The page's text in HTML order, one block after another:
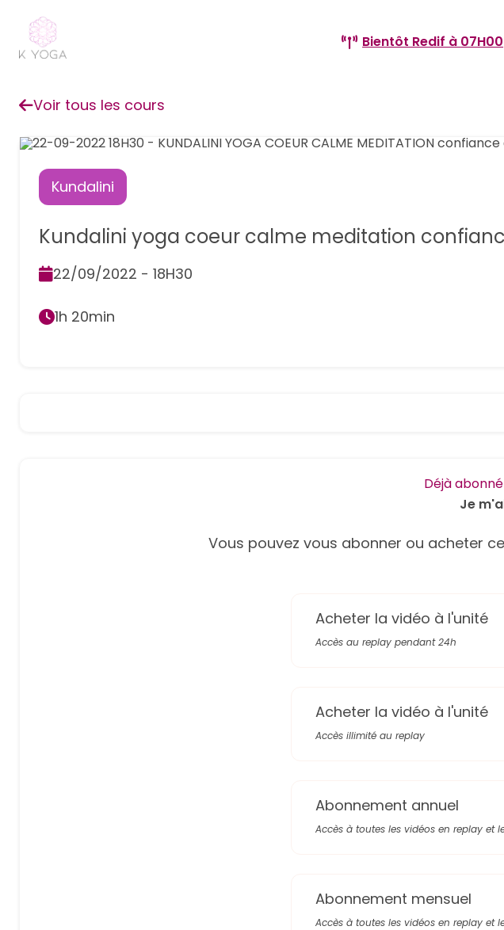
Bientôt Redif à 07H00
Voir tous les cours
Kundalini
Kundalini yoga coeur calme meditation
22/09/2022 - 18H30
1h 20min
Déjà
Je
Vous pouvez vous abonner ou acheter
Acheter la vidéo à l'unité
Accès au replay pendant 24h
Acheter la vidéo à l'unité
Accès illimité au replay
Abonnement annuel
Accès à toutes les vidéos en replay et
Abonnement mensuel
Accès à toutes les vidéos en replay et